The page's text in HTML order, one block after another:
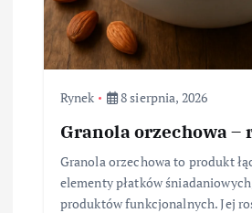
Rynek 8 sierpnia, 2026
Granola orzechowa –
Granola orzechowa to produkt
elementy płatków
produktów funkcjonalnych. Jej